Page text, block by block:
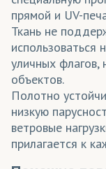
прямой и UV-
Ткань не
использоваться
уличных флагов,
объектов.
Полотно
низкую
ветровые
прилагается к